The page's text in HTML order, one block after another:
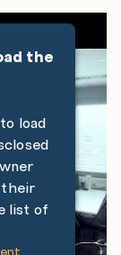
the
load
their
list of